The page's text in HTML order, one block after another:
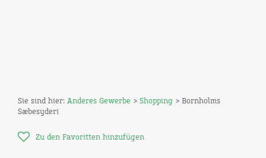
Sie sind hier: Anderes Gewerbe > Shopping > Bornholms
Sæbesyderi
Zu den Favoritten hinzufügen